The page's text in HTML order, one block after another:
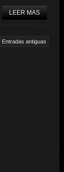
LEER MAS
Entradas antiguas